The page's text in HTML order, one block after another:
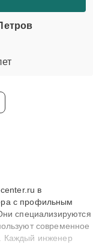
в
с профильным
специализируются
современное
Каждый инженер